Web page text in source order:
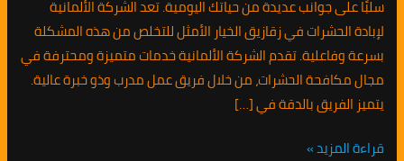
سلبًا على جوانب عديدة من حياتك اليومية. تعد الشركة الألمانية
لإبادة الحشرات في زقازيق الخيار الأمثل للتخلص من هذه المشكلة
بسرعة وفاعلية. تقدم الشركة الألمانية خدمات متميزة ومحترفة في
مجال مكافحة الحشرات، من خلال فريق عمل مدرب وذو خبرة عالية.
يتميز الفريق بالدقة في […]
قراءة المزيد »